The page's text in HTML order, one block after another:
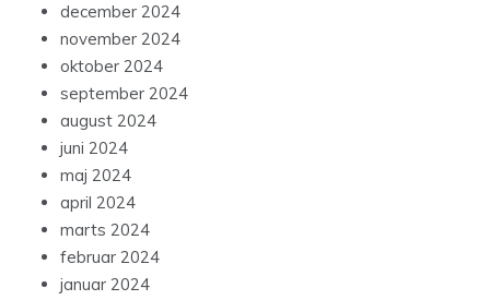
december 2024
november 2024
oktober 2024
september 2024
august 2024
juni 2024
maj 2024
april 2024
marts 2024
februar 2024
januar 2024